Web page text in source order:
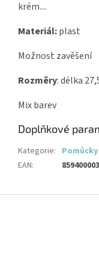
krém....
Materiál:plast
Možnost zavěšení
Rozměry: délka
Mix barev
Doplňkové
Kategorie:
EAN: